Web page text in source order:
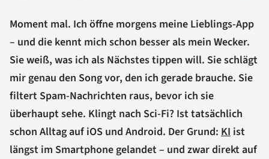
Moment mal. Ich öffne morgens meine Lieblings-App
– und die kennt mich schon besser als mein Wecker.
Sie weiß, was ich als Nächstes tippen will. Sie schlägt
mir genau den Song vor, den ich gerade brauche. Sie
filtert Spam-Nachrichten raus, bevor ich sie
überhaupt sehe. Klingt nach Sci-Fi? Ist tatsächlich
schon Alltag auf iOS und Android. Der Grund: KI ist
längst im Smartphone gelandet – und zwar direkt auf